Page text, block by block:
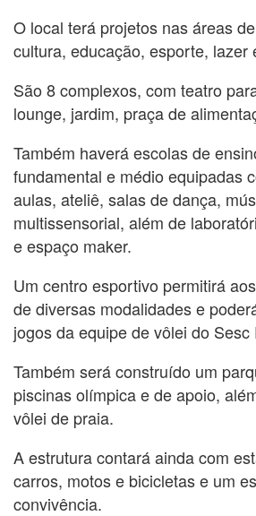
O local terá projetos nas áreas
cultura, educação, esporte, lazer
São 8 complexos, com teatro
lounge, jardim, praça de
Também haverá escolas de
fundamental e médio equipadas
aulas, ateliê, salas de dança,
multissensorial, além de
e espaço maker.
Um centro esportivo permitirá
de diversas modalidades e
jogos da equipe de vôlei do Sesc
Também será construído um
piscinas olímpica e de apoio,
vôlei de praia.
A estrutura contará ainda com
carros, motos e bicicletas e um
convivência.